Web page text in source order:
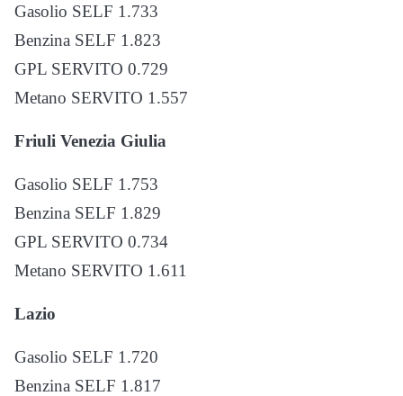
Gasolio SELF 1.733
Benzina SELF 1.823
GPL SERVITO 0.729
Metano SERVITO 1.557
Friuli Venezia Giulia
Gasolio SELF 1.753
Benzina SELF 1.829
GPL SERVITO 0.734
Metano SERVITO 1.611
Lazio
Gasolio SELF 1.720
Benzina SELF 1.817